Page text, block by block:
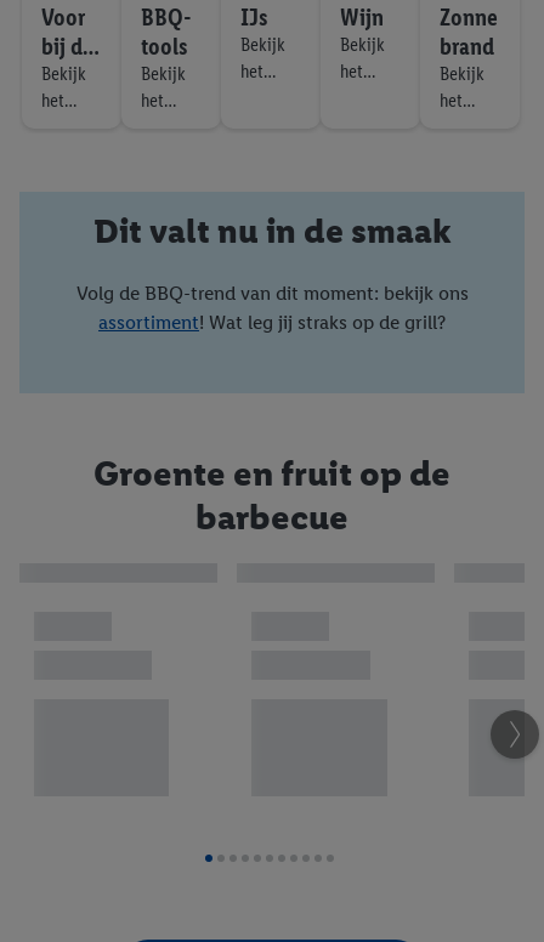
Voor
bij de
BBQ
Bekijk
het
BBQ-
tools
Bekijk
het
IJs
Bekijk
het
Wijn
Bekijk
het
Zonne
brand
Bekijk
het
Dit valt nu in de smaak
Volg de BBQ-trend van dit moment: bekijk ons
assortiment! Wat leg jij straks op de grill?
Groente en fruit op de
barbecue